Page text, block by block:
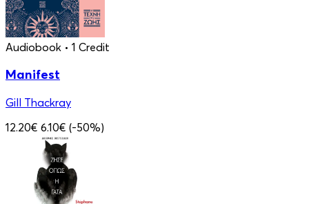
Audiobook • 1 Credit
Manifest
Gill Thackray
12.20€ 6.10€ (-50%)